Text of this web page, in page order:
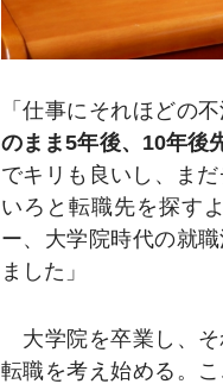
「仕事にそれほどの
のまま5年後、10年後
でキリも良いし、ま
いろと転職先を探す
ー、大学院時代の就
ました」
大学院を卒業し、そ
転職を考え始める。